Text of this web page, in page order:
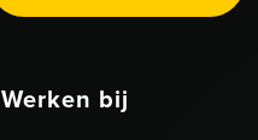
Werken bij